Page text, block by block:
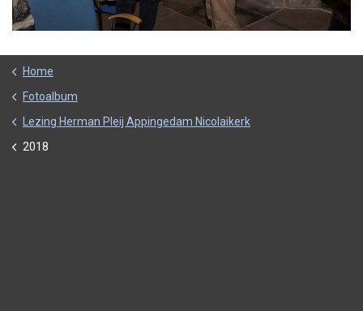
Home
Fotoalbum
Lezing Herman Pleij Appingedam Nicolaikerk
2018